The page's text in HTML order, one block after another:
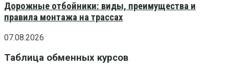
Дорожные отбойники: виды, преимущества и
правила монтажа на трассах
07.08.2026
Таблица обменных курсов